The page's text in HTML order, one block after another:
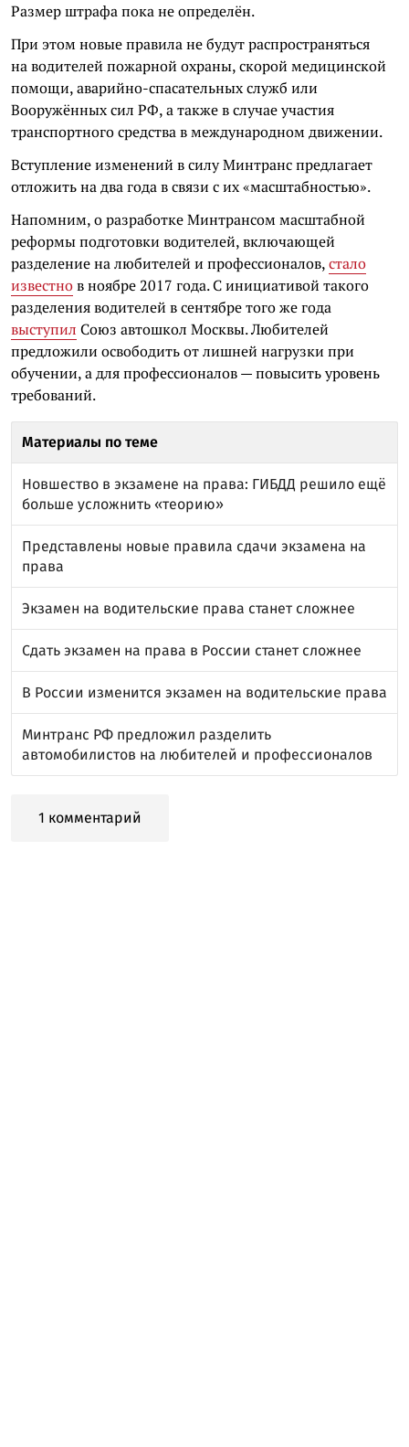
Размер штрафа пока не определён.
При этом новые правила не будут распространяться
на водителей пожарной охраны, скорой медицинской
помощи, аварийно-спасательных служб или
Вооружённых сил РФ, а также в случае участия
транспортного средства в международном движении.
Вступление изменений в силу Минтранс предлагает
отложить на два года в связи с их «масштабностью».
Напомним, о разработке Минтрансом масштабной
реформы подготовки водителей, включающей
разделение на любителей и профессионалов,стало
известнов ноябре 2017 года. С инициативой такого
разделения водителей в сентябре того же года
выступил Союз автошкол Москвы. Любителей
предложили освободить от лишней нагрузки при
обучении, а для профессионалов — повысить уровень
требований.
Материалы по теме
Новшество в экзамене на права: ГИБДД решило ещё
больше усложнить «теорию»
Представлены новые правила сдачи экзамена на
права
Экзамен на водительские права станет сложнее
Сдать экзамен на права в России станет сложнее
В России изменится экзамен на водительские права
Минтранс РФ предложил разделить
автомобилистов на любителей и профессионалов
1 комментарий